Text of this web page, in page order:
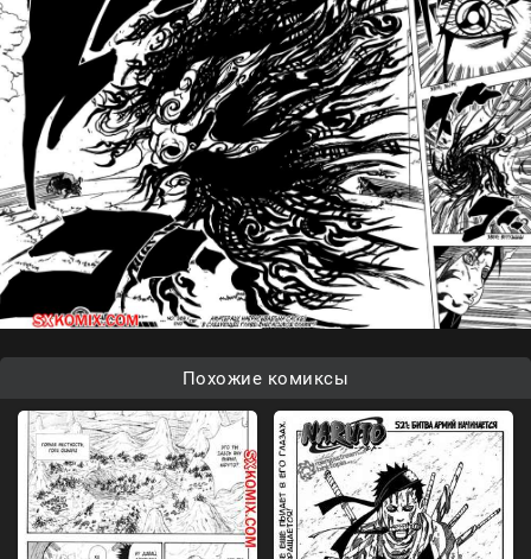
Похожие комиксы